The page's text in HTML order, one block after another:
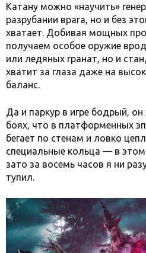
Катану можно «научить»
разрубании врага, но и без
хватает. Добивая мощных
получаем особое оружие
или ледяных гранат, но и
хватит за глаза даже на
баланс.
Да и паркур в игре бодрый,
боях, что в платформенных
бегает по стенам и ловко
специальные кольца — в этом
зато за восемь часов я ни
тупил.